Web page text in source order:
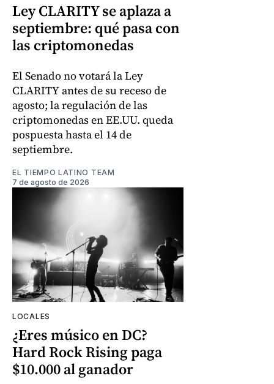
Ley CLARITY se aplaza a
septiembre: qué pasa con
las criptomonedas
El Senado no votará la Ley
CLARITY antes de su receso de
agosto; la regulación de las
criptomonedas en EE.UU. queda
pospuesta hasta el 14 de
septiembre.
EL TIEMPO LATINO TEAM
7 de agosto de 2026
LOCALES
¿Eres músico en DC?
Hard Rock Rising paga
$10.000 al ganador